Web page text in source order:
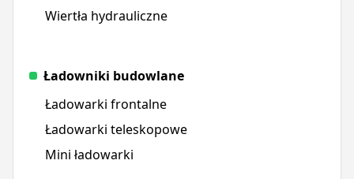
Wiertła hydrauliczne
Ładowniki budowlane
Ładowarki frontalne
Ładowarki teleskopowe
Mini ładowarki